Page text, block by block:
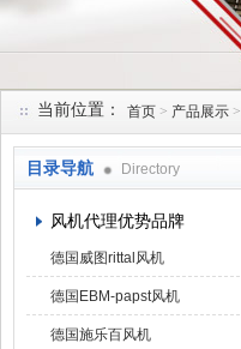
当前位置： 首页 > 产品展示 >
目录导航 Directory
风机代理优势品牌
德国威图rittal风机
德国EBM-papst风机
德国施乐百风机